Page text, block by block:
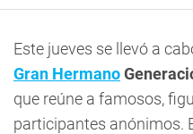
Este jueves se llevó a
Gran Hermano
que reúne a famosos,
participantes anónimos.